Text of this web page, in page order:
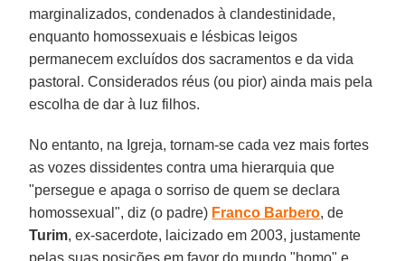
marginalizados, condenados à clandestinidade,
enquanto homossexuais e lésbicas leigos
permanecem excluídos dos sacramentos e da vida
pastoral. Considerados réus (ou pior) ainda mais pela
escolha de dar à luz filhos.
No entanto, na Igreja, tornam-se cada vez mais fortes
as vozes dissidentes contra uma hierarquia que
"persegue e apaga o sorriso de quem se declara
homossexual", diz (o padre) Franco Barbero, de
Turim, ex-sacerdote, laicizado em 2003, justamente
pelas suas posições em favor do mundo "homo" e